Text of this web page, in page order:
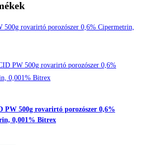
PW 500g rovarirtó porozószer 0,6%
0,001% Bitrex